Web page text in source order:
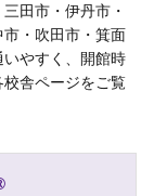
田市・伊丹市・
・吹田市・箕面
やすく、開館時
舎ページをご覧